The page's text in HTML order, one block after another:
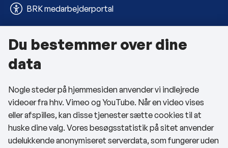
BRK medarbejderportal
Om kommunen
Kontakt os
Telefon- og åbningstider
Tilgængelighedserklæring
Privatlivspolitik
Du bestemmer over dine
data
Nogle steder på hjemmesiden anvender vi indlejrede
videoer fra hhv. Vimeo og YouTube. Når en video vises
eller afspilles, kan disse tjenester sætte cookies til at
huske dine valg. Vores besøgsstatistik på sitet anvender
udelukkende anonymiseret serverdata, som fungerer uden